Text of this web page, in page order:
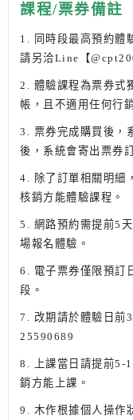
課程/票券備註
1. 同時段最高預約體
請另洽Line【
2. 體驗課程為票券式
帳，且不適用任何行
3. 票券完成購買後，
後，系統會寄出票券
4. 除了訂單相關明細
核銷方能體驗課程。
5. 網路預約需提前5
場報名體驗。
6. 電子票券僅限預訂
段。
7. 改期請於體驗日前
25590689
8. 上課當日請提前5-
銷方能上課。
9. 木作根據個人操作